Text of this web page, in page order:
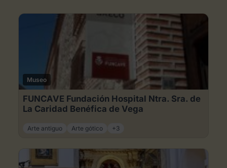
Museo
FUNCAVE Fundación Hospital Ntra. Sra. de
La Caridad Benéfica de Vega
Arte antiguo Arte gótico +3